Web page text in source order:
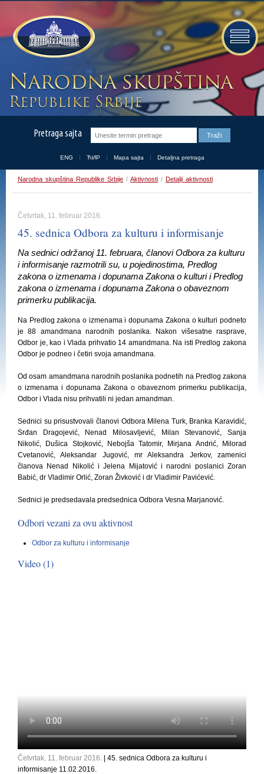
Pretraga sajta
ENG ЋИР Mapa sajta Detaljna pretraga
Narodna skupština Republike Srbije / Aktivnosti / Detalji aktivnosti
Četvrtak, 11. februar 2016.
45. sednica Odbora za kulturu i informisanje
Na sednici održanoj 11. februara, članovi Odbora za kulturu
i informisanje razmotrili su, u pojedinostima, Predlog
zakona o izmenama i dopunama Zakona o kulturi i Predlog
zakona o izmenama i dopunama Zakona o obaveznom
primerku publikacija.
Na Predlog zakona o izmenama i dopunama Zakona o kulturi podneto
je 88 amandmana narodnih poslanika. Nakon višesatne rasprave,
Odbor je, kao i Vlada prihvatio 14 amandmana. Na isti Predlog zakona
Odbor je podneo i četiri svoja amandmana.
Od osam amandmana narodnih poslanika podnetih na Predlog zakona
o izmenama i dopunama Zakona o obaveznom primerku publikacija,
Odbor i Vlada nisu prihvatili ni jedan amandman.
Sednici su prisustvovali članovi Odbora Milena Turk, Branka Karavidić,
Srđan Dragojević, Nenad Milosavljević, Milan Stevanović, Sanja
Nikolić, Dušica Stojković, Nebojša Tatomir, Mirjana Andrić, Milorad
Cvetanović, Aleksandar Jugović, mr Aleksandra Jerkov, zamenici
članova Nenad Nikolić i Jelena Mijatović i narodni poslanici Zoran
Babić, dr Vladimir Orlić, Zoran Živković i dr Vladimir Pavićević.
Sednici je predsedavala predsednica Odbora Vesna Marjanović.
Odbori vezani za ovu aktivnost
Odbor za kulturu i informisanje
Video (1)
Četvrtak, 11. februar 2016.
| 45. sednica Odbora za kulturu i
informisanje 11.02.2016.